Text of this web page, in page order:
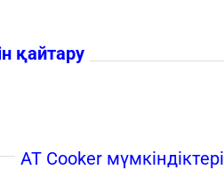
қайтару
AT Cooker мүмкіндіктері